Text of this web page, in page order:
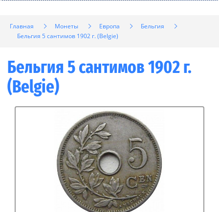
Главная Монеты Европа
Бельгия
Бельгия 5 сантимов 1902 г. (Belgie)
Бельгия 5 сантимов 1902 г.
(Belgie)